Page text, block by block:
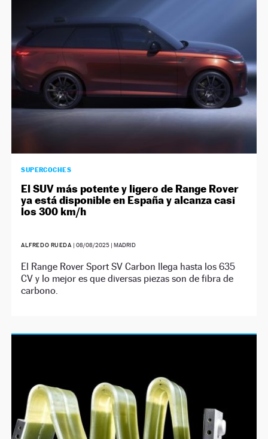
SÍGUENOS
SUPERCOCHES
El SUV más potente y ligero de Range Rover
ya está disponible en España y alcanza casi
los 300 km/h
ALFREDO RUEDA | 08/08/2025| MADRID
El Range Rover Sport SV Carbon llega hasta los 635
CV y lo mejor es que diversas piezas son de fibra de
carbono.